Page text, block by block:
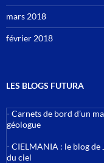
mars 2018
février 2018
LES BLOGS FUTURA
-Carnets de bord d’un
géologue
-CIELMANIA : le blog
du ciel